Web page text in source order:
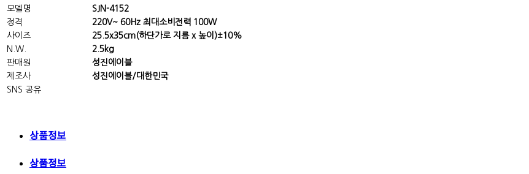
모델명
SJN-4152
정격
220V~ 60Hz 최대소비전력 100W
사이즈
25.5x35cm(하단가로 지름 x 높이)±10%
N.W.
2.5kg
판매원
성진에이블
제조사
성진에이블/대한민국
SNS 공유
상품정보
상품정보